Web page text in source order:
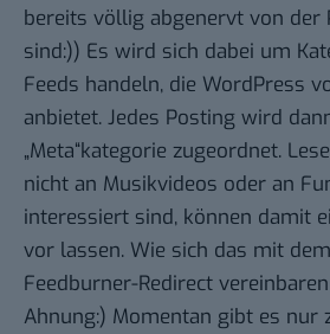
bereits völlig abgenervt von der
sind:)) Es wird sich dabei um
Feeds handeln, die WordPress
anbietet. Jedes Posting wird
„Meta“kategorie zugeordnet.
nicht an Musikvideos oder an
interessiert sind, können damit
vor lassen. Wie sich das mit
Feedburner-Redirect
Ahnung:) Momentan gibt es nur